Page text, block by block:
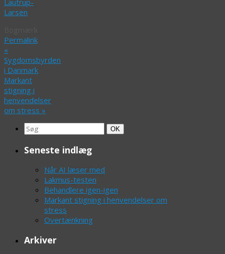
Lautrup-
Larsen
Permalink
«
Sygdomsbyrden
i Danmark
Markant
stigning i
henvendelser
om stress »
Search
for:
Søg
OK
Seneste indlæg
Når AI læser med
Lakmus-testen
Behandlere igen-igen
Markant stigning i henvendelser om
stress
Overtænkning
Arkiver